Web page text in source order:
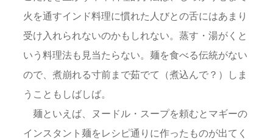
火を通すインド料理に慣れた人びとの舌にはあまり
受け入れられないのかもしれない。蒸す・湯がくと
いう料理法も見当たらない。麺を食べる伝統がない
ので、煮崩れる寸前まで茹でて（煮込んで？）しま
うこともしばしば。
麺といえば、ヌードル・スープを頼むとマギーの
インスタント麺をレシピ通りに作ったものが出てく